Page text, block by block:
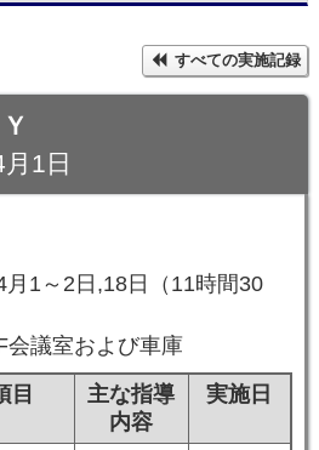
すべての実施記録
1日
月1～2日,18日（11時間30
会議室および車庫
目
主な指導
内容
実施日